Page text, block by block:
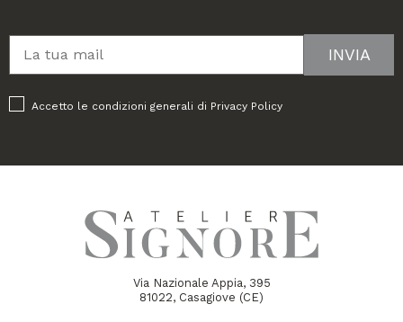
Accetto le condizioni generali di Privacy Policy
Via Nazionale Appia, 395
81022, Casagiove (CE)